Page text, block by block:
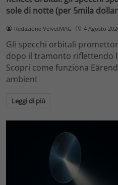
sole di notte (per 5mila
Redazione VelvetMAG 4 Agosto
Gli specchi orbitali
dopo il tramonto riflettendo
Scopri come funziona
ambient
Leggi di più